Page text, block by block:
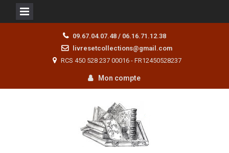
09.67.04.07.48 / 06.16.71.12.38
livresetcollections@gmail.com
RCS 450 528 237 00016 - FR12450528237
Mon compte